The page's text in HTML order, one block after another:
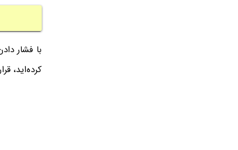
با فشار
کرده‌اید،